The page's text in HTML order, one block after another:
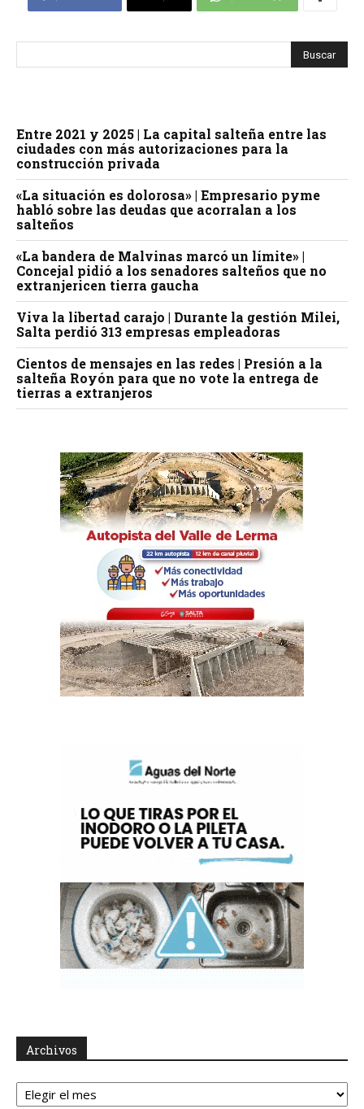
Entre 2021 y 2025 | La capital salteña entre las
ciudades con más autorizaciones para la
construcción privada
«La situación es dolorosa» | Empresario pyme
habló sobre las deudas que acorralan a los
salteños
«La bandera de Malvinas marcó un límite» |
Concejal pidió a los senadores salteños que no
extranjericen tierra gaucha
Viva la libertad carajo | Durante la gestión Milei,
Salta perdió 313 empresas empleadoras
Cientos de mensajes en las redes | Presión a la
salteña Royón para que no vote la entrega de
tierras a extranjeros
Archivos
Archivos